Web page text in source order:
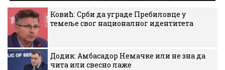
Ковић: Срби да уграде Пребиловце у
темеље свог националног идентитета
Додик: Амбасадор Немачке или не зна да
чита или свесно лаже